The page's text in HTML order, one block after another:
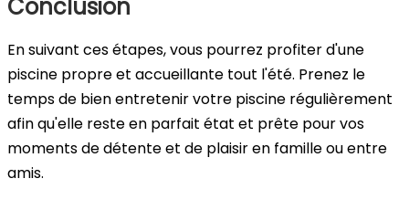
Conclusion
En suivant ces étapes, vous pourrez profiter d'une
piscine propre et accueillante tout l'été. Prenez le
temps de bien entretenir votre piscine régulièrement
afin qu'elle reste en parfait état et prête pour vos
moments de détente et de plaisir en famille ou entre
amis.